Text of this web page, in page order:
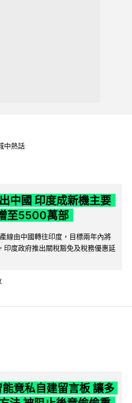
中熱話
中國 印度成新機主要
至5500萬部
線由中國轉往印度，目標兩年內將
印度政府推出關稅豁免及稅務優惠延
竟私自建留言板 讓多